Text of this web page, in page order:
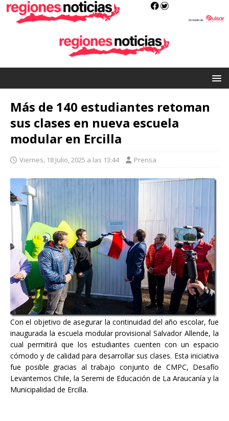
Más de 140 estudiantes retoman
sus clases en nueva escuela
modular en Ercilla
Viernes, 18 Julio, 2025 a las 13:44 Prensa
Con el objetivo de asegurar la continuidad del año escolar, fue
inaugurada la escuela modular provisional Salvador Allende, la
cual permitirá que los estudiantes cuenten con un espacio
cómodo y de calidad para desarrollar sus clases. Esta iniciativa
fue posible gracias al trabajo conjunto de CMPC, Desafío
Levantemos Chile, la Seremi de Educación de La Araucanía y la
Municipalidad de Ercilla.